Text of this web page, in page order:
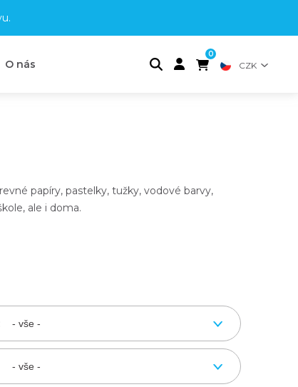
.
O nás
0
CZK
papíry, pastelky, tužky, vodové barvy,
ale i doma.